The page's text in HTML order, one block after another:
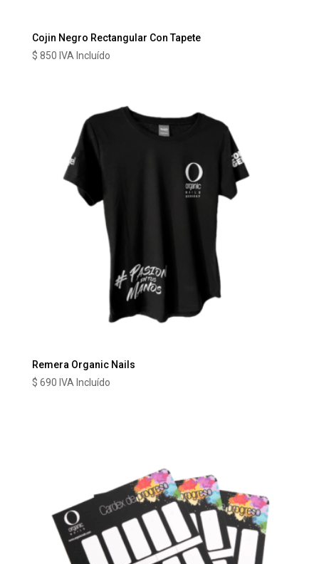
Cojin Negro Rectangular Con Tapete
$ 850 IVA Incluído
Remera Organic Nails
$ 690 IVA Incluído